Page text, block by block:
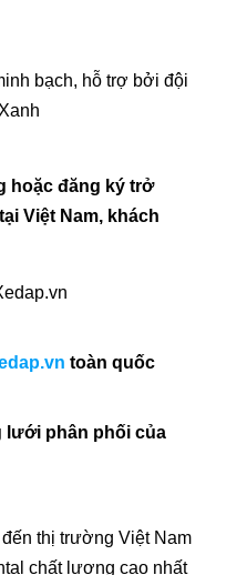
bạch, hỗ trợ bởi đội
hoặc đăng ký trở
Việt Nam, khách
toàn quốc
lưới phân phối của
thị trường Việt Nam
chất lượng cao nhất